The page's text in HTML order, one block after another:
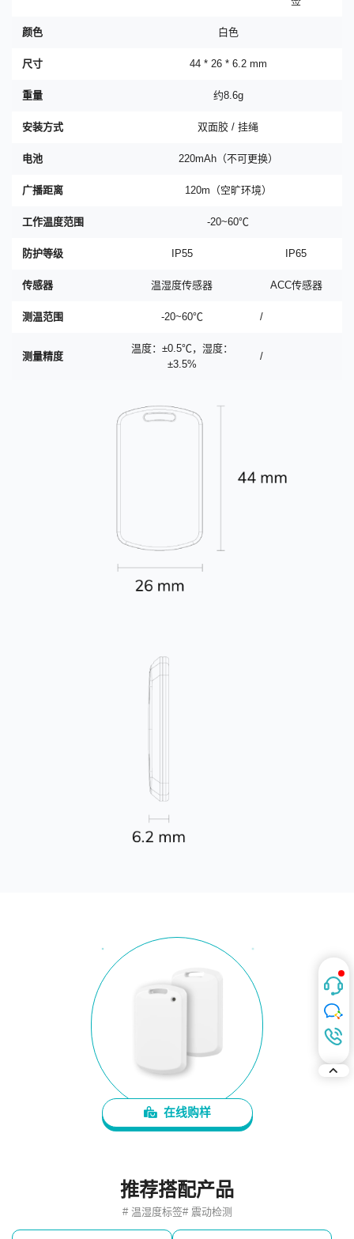
颜色 白色
尺寸 44 * 26 * 6.2 mm
重量 约8.6g
安装方式 双面胶 / 挂绳
电池 220mAh（不可更换）
广播距离 120m（空旷环境）
工作温度范围 -20~60℃
防护等级 IP55 IP65
传感器 温湿度传感器 ACC传感器
测温范围 -20~60℃ /
测量精度
温度：±0.5℃，湿度：
±3.5%
/
在线购样
推荐搭配产品
# 温湿度标签# 震动检测